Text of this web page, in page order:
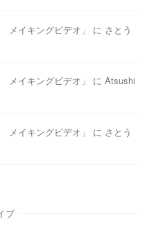
イキングビデオ」 に さとう
イキングビデオ」 に Atsushi
イキングビデオ」 に さとう
ブ